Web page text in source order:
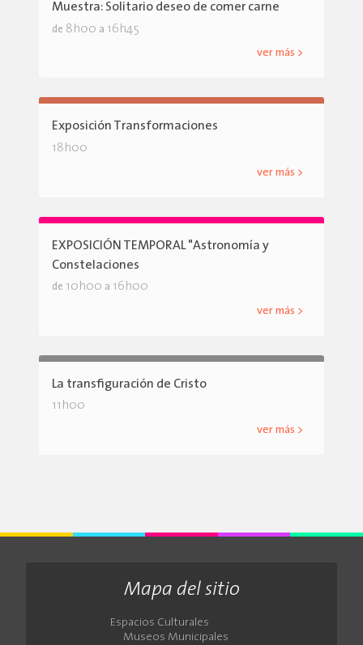
Muestra: Solitario deseo de comer carne
de 8h00 a 16h45
ver más >
Exposición Transformaciones
18h00
ver más >
EXPOSICIÓN TEMPORAL "Astronomía y
Constelaciones
de 10h00 a 16h00
ver más >
La transfiguración de Cristo
11h00
ver más >
Mapa del sitio
Espacios Culturales
Museos Municipales